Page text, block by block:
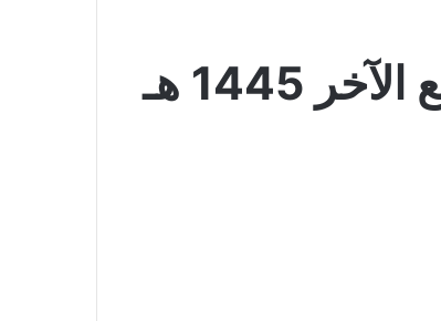
عروض ايدي اليوم 23 أكتوبر 2023 الموافق 8 ربيع الآخر 1445 هـ